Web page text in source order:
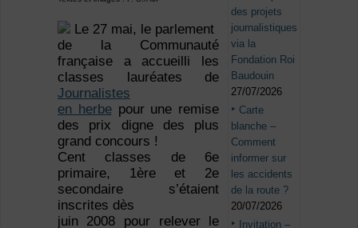
Le 27 mai, le parlement
de la Communauté
française a accueilli les
classes lauréates de
Journalistes
en herbepour une remise
des prix digne des plus
grand concours !
Cent classes de 6e
primaire, 1ère et 2e
secondaire s’étaient
inscrites dès
juin 2008 pour relever le
des projets
journalistiques
via la
Fondation Roi
Baudouin
27/07/2026
Carte
blanche –
Comment
informer sur
les accidents
de la route ?
20/07/2026
Invitation –